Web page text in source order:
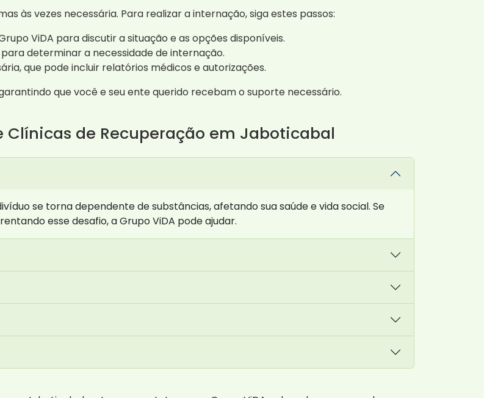
às vezes necessária. Para realizar a internação, siga estes passos:
ViDA para discutir a situação e as opções disponíveis.
determinar a necessidade de internação.
que pode incluir relatórios médicos e autorizações.
que você e seu ente querido recebam o suporte necessário.
Clínicas de Recuperação em Jaboticabal
se torna dependente de substâncias, afetando sua saúde e vida social. Se
esse desafio, a Grupo ViDA pode ajudar.